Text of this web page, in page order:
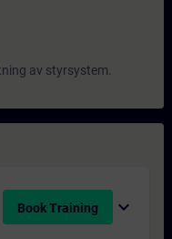
av styrsystem.
Book Training expand_more